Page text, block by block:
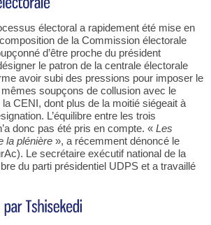
électoral a rapidement été mise en
de la Commission électorale
d’être proche du président
le patron de la centrale électorale
avoir subi des pressions pour imposer le
soupçons de collusion avec le
CENI, dont plus de la moitié siégeait à
L’équilibre entre les trois
donc pas été pris en compte. « Les
la plénière », a récemment dénoncé le
Le secrétaire exécutif national de la
du parti présidentiel UDPS et a travaillé